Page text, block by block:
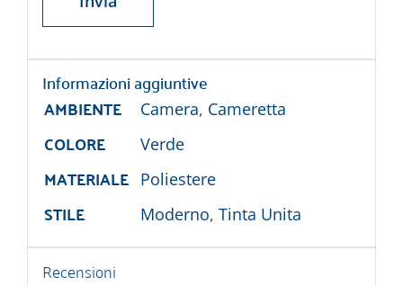
Informazioni aggiuntive
AMBIENTE
Camera, Cameretta
COLORE Verde
MATERIALE Poliestere
STILE Moderno, Tinta Unita
Recensioni